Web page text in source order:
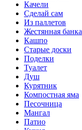
Качели
Сделай сам
Из паллетов
Жестянная банка
Кашпо
Старые доски
Поделки
Туалет
Душ
Курятник
Компостная яма
Песочница
Мангал
Патио